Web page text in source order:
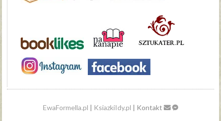
EwaFormella.pl | KsiazkiIdy.pl | Kontakt